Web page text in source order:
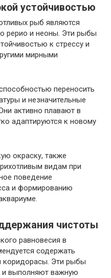
устойчивостью
рыб являются
рерио и неоны. Эти рыбы
к стрессу и
мирными
переносить
и незначительные
активно плавают в
адаптируются к новому
окраску, также
видам при
поведение
и формированию
чистоты
равновесия в
содержать
коридорасы. Эти рыбы
и выполняют важную